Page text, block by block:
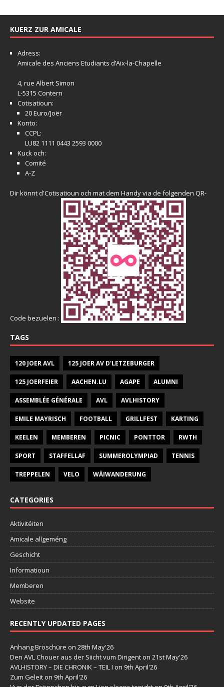
KUERZ ZUR AMICALE
Adress:
Amicale des Anciens Etudiants d’Aix-la-Chapelle
4, rue Albert Simon
L-5315 Contern
Cotisatioun:
20 Euro/Joër
Konto:
CCPL:
LU82 1111 0443 2593 0000
Kuck och:
Comité
A-Z
Dir könnt d'Cotisatioun och mat dem Handy via de folgenden QR-
Code bezuelen :
TAGS
120 JOER AVL 125 JOER AV D'LETZEBURGER
125 JOERFEIER AACHEN.LU AGAPE ALUMNI
ASSEMBLÉE GÉNÉRALE AVL AVLHISTORY
EMILE MAYRISCH FOOTBALL GRILLFEST KARTING
KEELEN MEMBEREN PICNIC PONTTOR RWTH
SPORT STAFFELLAF SUMMEROLYMPIAD TENNIS
TREPPELEN VELO WÄIWANDERUNG
CATEGORIES
Aktivitéiten
Amicale allgeméng
Geschicht
Informatioun
Memberen
Website
RECENTLY UPDATED PAGES
Anhang Broschüre on 28th May'26
Den AVL Chouer aus der Siicht vum Dirigent on 21st May'26
AVLHISTORY – DIE CHRONIK – TEIL I on 9th April'26
Zum Geleit on 9th April'26